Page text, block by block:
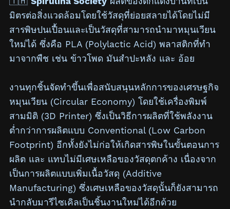
มิตรต่อสิ่งแวดล้อมโดยใช้วัสดุที่ย่อยสลายได้โดยไม่มี
สารพิษปนเปื้อนและเป็นวัสดุที่สามารถนำมาหมุนเวียน
ใหม่ได้ ซึ่งคือ PLA (Polylactic Acid) พลาสติกที่ทำ
มาจากพืช เช่น ข้าวโพด มันสำปะหลัง และ อ้อย
งานทุกชิ้นจัดทำขึ้นเพื่อสนับสนุนหลักการของเศรษฐกิจ
หมุนเวียน (Circular Economy) โดยใช้เครื่องพิมพ์
สามมิติ (3D Printer) ซึ่งเป็นวิธีการผลิตที่ใช้พลังงาน
ต่ำกว่าการผลิตแบบ Conventional (Low Carbon
Footprint) อีกทั้งยังไม่ก่อให้เกิดสารพิษในขั้นตอนการ
ผลิต และ แทบไม่มีเศษเหลือของวัสดุตกค้าง เนื่องจาก
เป็นการผลิตแบบเพิ่มเนื้อวัสดุ (Additive
Manufacturing) ซึ่งเศษเหลือของวัสดุนั้นก็ยังสามารถ
นำกลับมารีไซเคิลเป็นชิ้นงานใหม่ได้อีกด้วย